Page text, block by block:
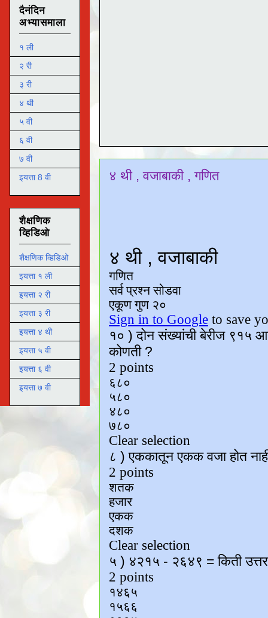
४ थी , वजाबाकी , गणित
दैनंदिन
अभ्यासमाला
१ ली
२ री
३ री
४ थी
५ वी
६ वी
७ वी
इयत्ता 8 वी
शैक्षणिक
व्हिडिओ
शैक्षणिक व्हिडिओ
इयत्ता १ ली
इयत्ता २ री
इयत्ता ३ री
इयत्ता ४ थी
इयत्ता ५ वी
इयत्ता ६ वी
इयत्ता ७ वी